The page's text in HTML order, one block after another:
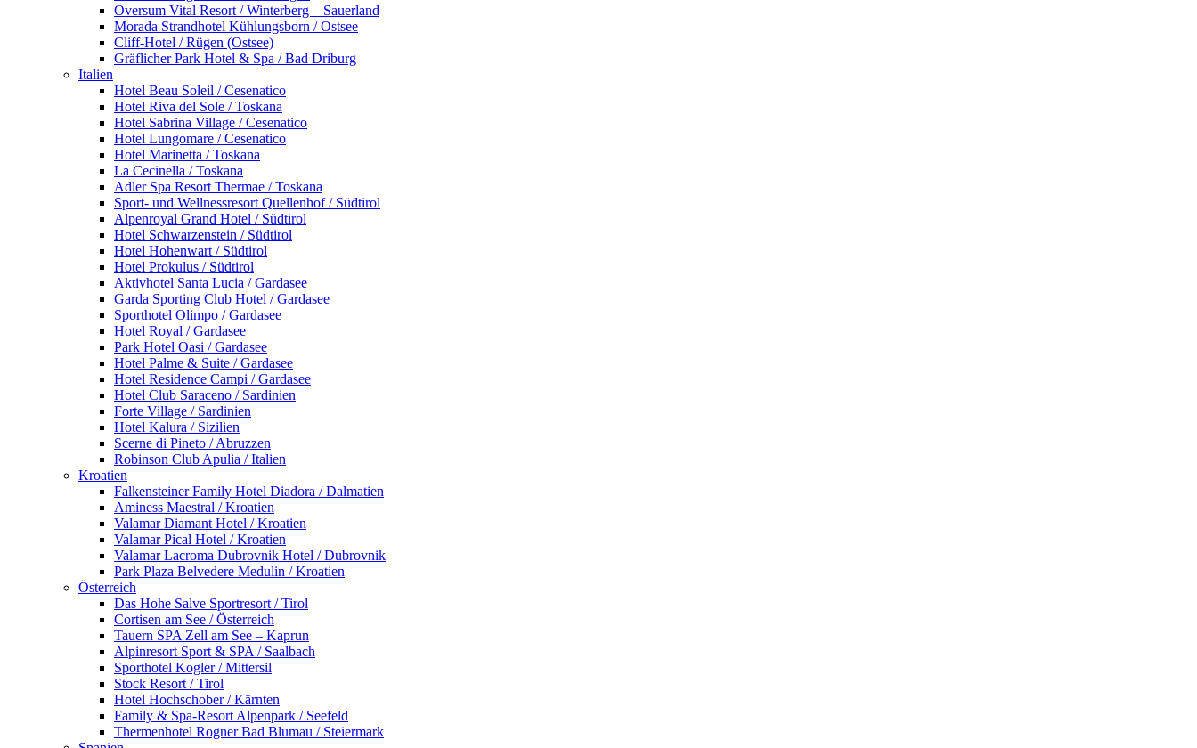
Oversum Vital Resort / Winterberg – Sauerland
Morada Strandhotel Kühlungsborn / Ostsee
Cliff-Hotel / Rügen (Ostsee)
Gräflicher Park Hotel & Spa / Bad Driburg
Italien
Hotel Beau Soleil / Cesenatico
Hotel Riva del Sole / Toskana
Hotel Sabrina Village / Cesenatico
Hotel Lungomare / Cesenatico
Hotel Marinetta / Toskana
La Cecinella / Toskana
Adler Spa Resort Thermae / Toskana
Sport- und Wellnessresort Quellenhof / Südtirol
Alpenroyal Grand Hotel / Südtirol
Hotel Schwarzenstein / Südtirol
Hotel Hohenwart / Südtirol
Hotel Prokulus / Südtirol
Aktivhotel Santa Lucia / Gardasee
Garda Sporting Club Hotel / Gardasee
Sporthotel Olimpo / Gardasee
Hotel Royal / Gardasee
Park Hotel Oasi / Gardasee
Hotel Palme & Suite / Gardasee
Hotel Residence Campi / Gardasee
Hotel Club Saraceno / Sardinien
Forte Village / Sardinien
Hotel Kalura / Sizilien
Scerne di Pineto / Abruzzen
Robinson Club Apulia / Italien
Kroatien
Falkensteiner Family Hotel Diadora / Dalmatien
Aminess Maestral / Kroatien
Valamar Diamant Hotel / Kroatien
Valamar Pical Hotel / Kroatien
Valamar Lacroma Dubrovnik Hotel / Dubrovnik
Park Plaza Belvedere Medulin / Kroatien
Österreich
Das Hohe Salve Sportresort / Tirol
Cortisen am See / Österreich
Tauern SPA Zell am See – Kaprun
Alpinresort Sport & SPA / Saalbach
Sporthotel Kogler / Mittersil
Stock Resort / Tirol
Hotel Hochschober / Kärnten
Family & Spa-Resort Alpenpark / Seefeld
Thermenhotel Rogner Bad Blumau / Steiermark